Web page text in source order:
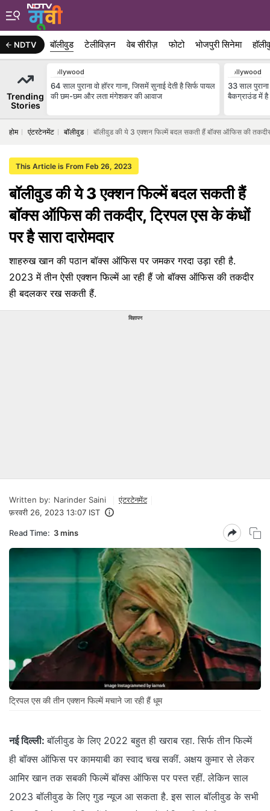
NDTV बॉलीवुड टेलीविज़न वेब सीरीज़ फोटो भोजपुरी सिनेमा
Trending
Stories
Bollywood
64 साल पुराना वो हॉरर गाना, जिसमें सुनाई देती है सिर्फ पायल
की छम-छम और लता मंगेशकर की आवाज
Bollywood
33 साल पुराना
बैकग्राउंड में है
होम एंटरटेनमेंट बॉलीवुड बॉलीवुड की ये 3 एक्शन फिल्में बदल सकती हैं बॉक्स ऑफिस की तकदीर,
This Article is From Feb 26, 2023
बॉलीवुड की ये 3 एक्शन फिल्में बदल सकती हैं
बॉक्स ऑफिस की तकदीर, ट्रिपल एस के कंधों
पर है सारा दारोमदार
शाहरुख खान की पठान बॉक्स ऑफिस पर जमकर गरदा उड़ा रही है.
2023 में तीन ऐसी एक्शन फिल्में आ रही हैं जो बॉक्स ऑफिस की तकदीर
ही बदलकर रख सकती हैं.
विज्ञापन
Written by: Narinder Saini
एंटरटेनमेंट
फ़रवरी 26, 2023 13:07 IST
Read Time: 3 mins
ट्रिपल एस की तीन एक्शन फिल्में मचाने जा रही हैं धूम
नई दिल्ली: बॉलीवुड के लिए 2022 बहुत ही खराब रहा. सिर्फ तीन फिल्में
ही बॉक्स ऑफिस पर कामयाबी का स्वाद चख सकीं. अक्षय कुमार से लेकर
आमिर खान तक सबकी फिल्में बॉक्स ऑफिस पर पस्त रहीं. लेकिन साल
2023 बॉलीवुड के लिए गुड न्यूज आ सकता है. इस साल बॉलीवुड के सभी